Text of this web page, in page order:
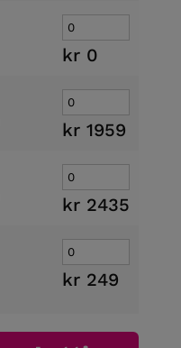
kr0
kr1959
kr2435
kr249